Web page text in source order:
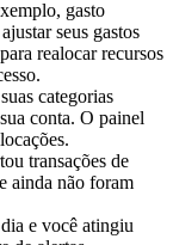
gasto
seus gastos
realocar recursos
categorias
conta. O painel
transações de
ainda não foram
e você atingiu